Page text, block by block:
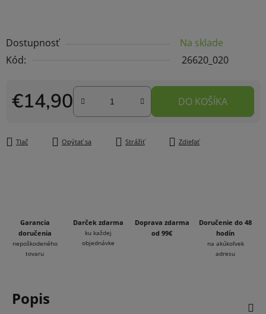
Dostupnosť
Na sklade
Kód:
26620_020
€14,90
Jednotková cena:
DO KOŠÍKA
Tlač Opýtať sa Strážiť Zdieľať
Garancia
doručenia
nepoškodeného
tovaru
Darček zdarma
ku každej
objednávke
Doprava zdarma
od 99€
Doručenie do 48
hodín
na akúkoľvek
adresu
Popis